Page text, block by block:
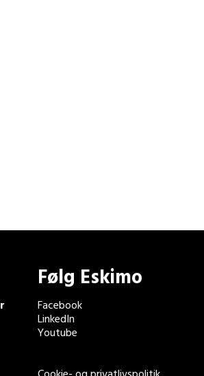
Følg Eskimo
Facebook
LinkedIn
Youtube